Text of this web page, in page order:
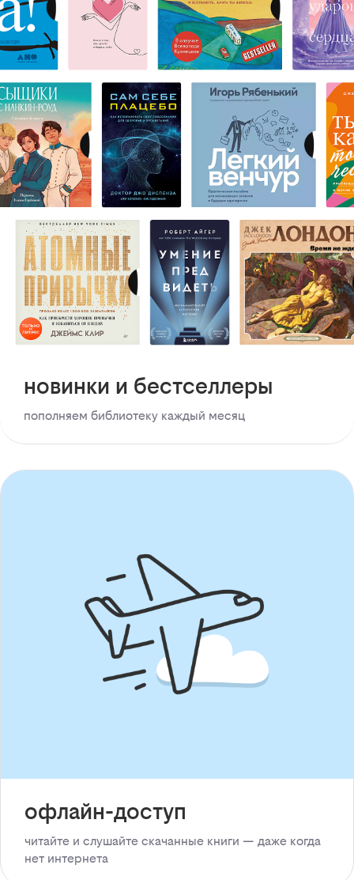
новинки и бестселлеры
пополняем библиотеку каждый месяц
офлайн-доступ
читайте и слушайте скачанные книги — даже когда
нет интернета